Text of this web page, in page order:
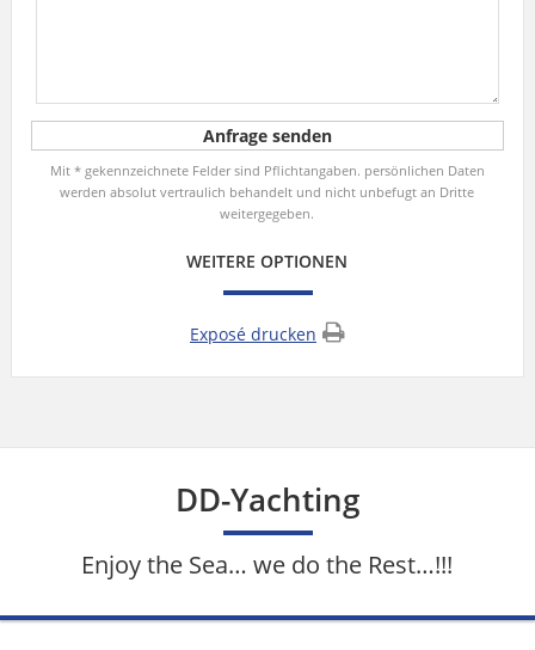
Mit * gekennzeichnete Felder sind Pflichtangaben. persönlichen Daten
werden absolut vertraulich behandelt und nicht unbefugt an Dritte
weitergegeben.
WEITERE OPTIONEN
Exposé drucken
DD-Yachting
Enjoy the Sea… we do the Rest…!!!